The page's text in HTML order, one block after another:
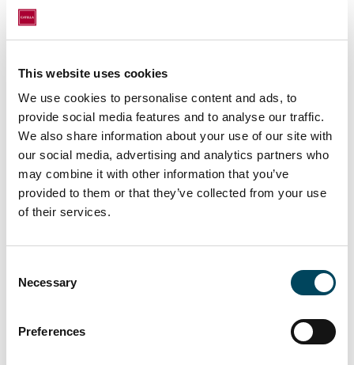
This website uses cookies
We use cookies to personalise content and ads, to
provide social media features and to analyse our traffic.
We also share information about your use of our site with
our social media, advertising and analytics partners who
may combine it with other information that you’ve
provided to them or that they’ve collected from your use
of their services.
Selection
Necessary
Preferences
comercialización de activos
Comercialización de localeshigh
street retailsituados en las mejores
calles comerciales de España
Planes de expansión: Búsqueda de los
mejores locales adaptados a las
necesidades de cada cliente
mercado específicos para cada activo,